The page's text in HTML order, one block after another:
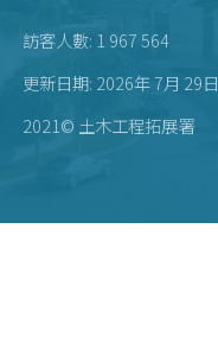
訪客人數: 1 967 564
更新日期: 2026年 7月 29日
2021© 土木工程拓展署